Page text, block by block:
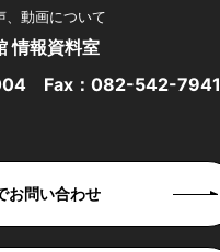
、動画について
情報資料室
Fax：082-542-7941
お問い合わせ